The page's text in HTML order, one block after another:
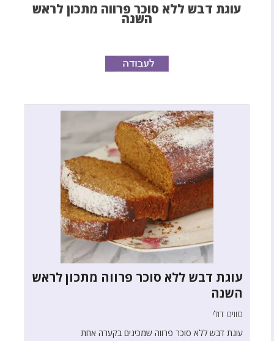
עוגת דבש ללא סוכר פרווה מתכון לראש
השנה
עוגת דבש ללא סוכר פרווה מתכון לראש
השנה
סוויט דולי
עוגת דבש ללא סוכר פרווה שמכינים בקערה אחת